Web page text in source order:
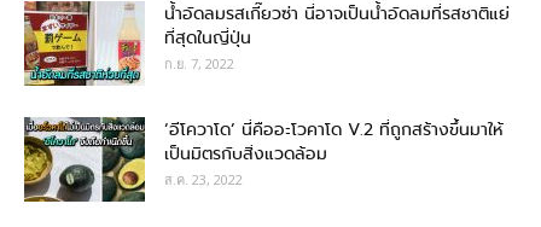
น้ำอัดลมรสเกี๊ยวซ่า นี่อาจเป็นน้ำอัดลมที่รสชาติแย่
ที่สุดในญี่ปุ่น
ก.ย. 7, 2022
‘อีโควาโด’ นี่คืออะโวคาโด V.2 ที่ถูกสร้างขึ้นมาให้
เป็นมิตรกับสิ่งแวดล้อม
ส.ค. 23, 2022